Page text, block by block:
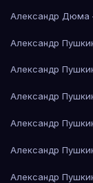
Александр Дюма
Александр
Александр
Александр
Александр
Александр
Александр